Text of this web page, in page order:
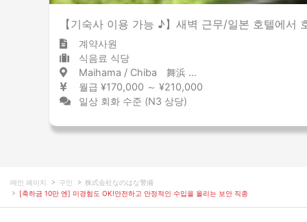
【기숙사 이용 가능 ♪】새벽 근무/일본 호텔에
계약사원
식음료 식당
Maihama / Chiba 舞浜 / 千葉県
월급 ¥170,000 ～ ¥210,000
일상 회화 수준 (N3 상당)
메인 페이지 구인
株式会社なのはな警備
[축하금 10만 엔] 미경험도 OK!안전하고 안정적인 수입을 올리는 보안 직종